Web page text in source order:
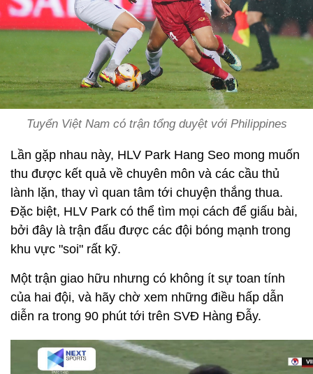
Tuyển Việt Nam có trận tổng duyệt với Philippines
Lần gặp nhau này, HLV Park Hang Seo mong muốn
thu được kết quả về chuyên môn và các cầu thủ
lành lặn, thay vì quan tâm tới chuyện thắng thua.
Đặc biệt, HLV Park có thể tìm mọi cách để giấu bài,
bởi đây là trận đấu được các đội bóng mạnh trong
khu vực "soi" rất kỹ.
Một trận giao hữu nhưng có không ít sự toan tính
của hai đội, và hãy chờ xem những điều hấp dẫn
diễn ra trong 90 phút tới trên SVĐ Hàng Đẫy.